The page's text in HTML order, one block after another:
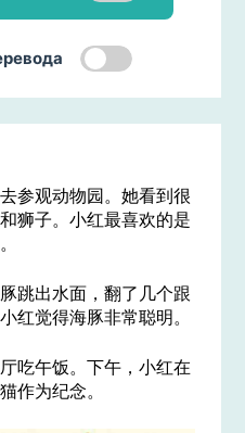
参观动物园。她看到很
狮子。小红最喜欢的是
跳出水面，翻了几个跟
红觉得海豚非常聪明。
吃午饭。下午，小红在
作为纪念。